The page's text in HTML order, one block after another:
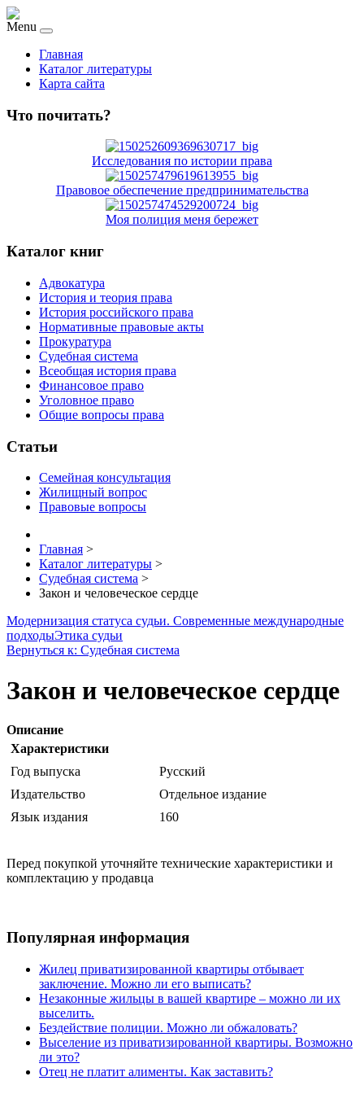
Menu
Главная
Каталог литературы
Карта сайта
Что почитать?
Исследования по истории права
Правовое обеспечение предпринимательства
Моя полиция меня бережет
Каталог книг
Адвокатура
История и теория права
История российского права
Нормативные правовые акты
Прокуратура
Судебная система
Всеобщая история права
Финансовое право
Уголовное право
Общие вопросы права
Статьи
Семейная консультация
Жилищный вопрос
Правовые вопросы
Главная >
Каталог литературы >
Судебная система >
Закон и человеческое сердце
Модернизация статуса судьи. Современные международные
подходыЭтика судьи
Вернуться к: Судебная система
Закон и человеческое сердце
Описание
Характеристики
Год выпуска
Русский
Издательство
Отдельное издание
Язык издания
160
Перед покупкой уточняйте технические характеристики и
комплектацию у продавца
Популярная информация
Жилец приватизированной квартиры отбывает
заключение. Можно ли его выписать?
Незаконные жильцы в вашей квартире – можно ли их
выселить.
Бездействие полиции. Можно ли обжаловать?
Выселение из приватизированной квартиры. Возможно
ли это?
Отец не платит алименты. Как заставить?